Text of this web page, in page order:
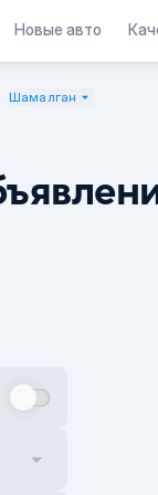
Новые авто
Шамалган